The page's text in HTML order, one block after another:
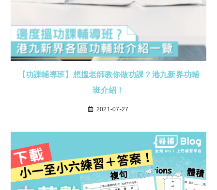
【功課輔導班】想搵老師教你做功課？港九新界功輔
班介紹！
2021-07-27